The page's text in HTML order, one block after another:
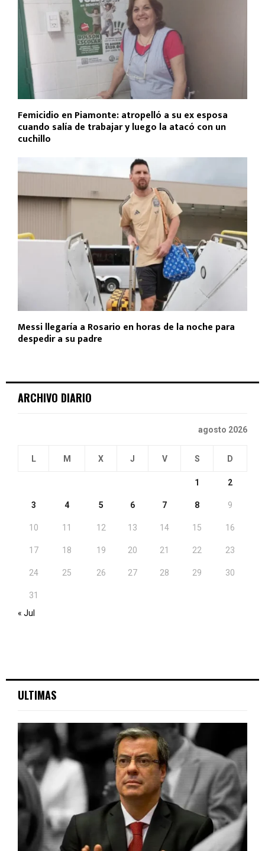
Femicidio en Piamonte: atropelló a su ex esposa
cuando salía de trabajar y luego la atacó con un
cuchillo
Messi llegaría a Rosario en horas de la noche para
despedir a su padre
ARCHIVO DIARIO
agosto 2026
L M X J V S D
1 2
3 4 5 6 7 8 9
10 11 12 13 14 15 16
17 18 19 20 21 22 23
24 25 26 27 28 29 30
31
« Jul
ULTIMAS